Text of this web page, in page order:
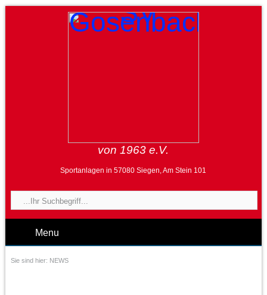
von 1963 e.V.
Sportanlagen in 57080 Siegen, Am Stein 101
Menu
Sie sind hier: NEWS